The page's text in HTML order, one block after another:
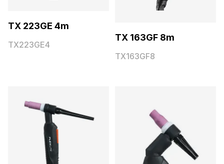
TX 223GE 4m
TX223GE4
TX 163GF 8m
TX163GF8